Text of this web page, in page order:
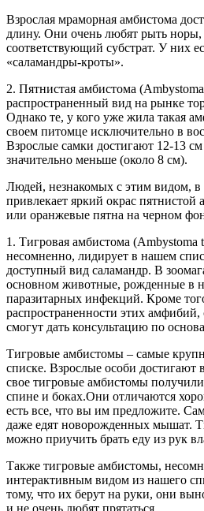
Взрослая мраморная амбистома
длину. Они очень любят рыть
соответствующий субстрат. У них
«саламандры-кроты».
2. Пятнистая амбистома
распространенный вид на рынке
Однако те, у кого уже жила такая
своем питомце исключительно в
Взрослые самки достигают 12-13
значительно меньше (около 8 см).
Людей, незнакомых с этим видом, в
привлекает яркий окрас
или оранжевые пятна на черном
1. Тигровая амбистома (Ambystoma
несомненно, лидирует в нашем
доступный вид саламандр. В
основном животные, рожденные в
паразитарных инфекций. Кроме
распространенности этих амфибий,
смогут дать консультацию по
Тигровые амбистомы – самые
списке. Взрослые особи достигают
свое тигровые амбистомы
спине и боках.Они отличаются
есть все, что вы им предложите.
даже едят новорожденных мышат.
можно приучить брать еду из рук
Также тигровые амбистомы,
интерактивным видом из нашего
тому, что их берут на руки, они
и не очень любят прятаться.